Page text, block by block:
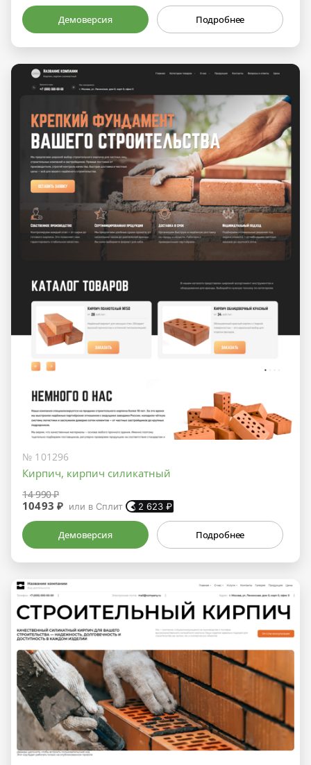
Демоверсия Подробнее
№ 101296
Кирпич, кирпич силикатный
14 990 ₽
10493 ₽ или в Сплит 2 623 ₽
Демоверсия Подробнее